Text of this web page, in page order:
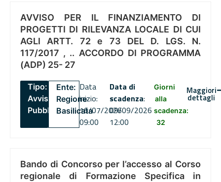
AVVISO PER IL FINANZIAMENTO DI
PROGETTI DI RILEVANZA LOCALE DI CUI
AGLI ARTT. 72 e 73 DEL D. LGS. N.
117/2017 , .. ACCORDO DI PROGRAMMA
(ADP) 25- 27
Tipo:
Avviso
Pubblico
Ente:
Regione
Basilicata
Data
inizio:
16/07/2026
09:00
Data di
scadenza:
09/09/2026
12:00
Giorni
alla
scadenza:
32
Maggiori
dettagli
Bando di Concorso per l’accesso al Corso
regionale di Formazione Specifica in